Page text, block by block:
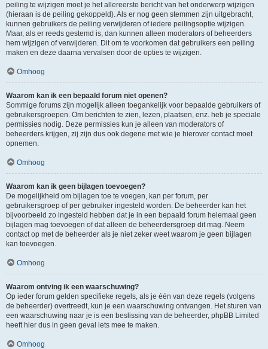
peiling te wijzigen moet je het allereerste bericht van het onderwerp wijzigen
(hieraan is de peiling gekoppeld). Als er nog geen stemmen zijn uitgebracht,
kunnen gebruikers de peiling verwijderen of iedere peilingsoptie wijzigen.
Maar, als er reeds gestemd is, dan kunnen alleen moderators of beheerders
hem wijzigen of verwijderen. Dit om te voorkomen dat gebruikers een peiling
maken en deze daarna vervalsen door de opties te wijzigen.
Omhoog
Waarom kan ik een bepaald forum niet openen?
Sommige forums zijn mogelijk alleen toegankelijk voor bepaalde gebruikers of
gebruikersgroepen. Om berichten te zien, lezen, plaatsen, enz. heb je speciale
permissies nodig. Deze permissies kun je alleen van moderators of
beheerders krijgen, zij zijn dus ook degene met wie je hierover contact moet
opnemen.
Omhoog
Waarom kan ik geen bijlagen toevoegen?
De mogelijkheid om bijlagen toe te voegen, kan per forum, per
gebruikersgroep of per gebruiker ingesteld worden. De beheerder kan het
bijvoorbeeld zo ingesteld hebben dat je in een bepaald forum helemaal geen
bijlagen mag toevoegen of dat alleen de beheerdersgroep dit mag. Neem
contact op met de beheerder als je niet zeker weet waarom je geen bijlagen
kan toevoegen.
Omhoog
Waarom ontving ik een waarschuwing?
Op ieder forum gelden specifieke regels, als je één van deze regels (volgens
de beheerder) overtreedt, kun je een waarschuwing ontvangen. Het sturen van
een waarschuwing naar je is een beslissing van de beheerder, phpBB Limited
heeft hier dus in geen geval iets mee te maken.
Omhoog